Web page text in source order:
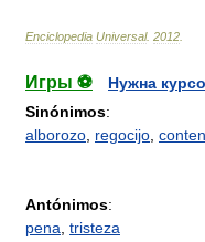
Enciclopedia Universal. 2012
Игры ⚽
Нужна
Sinónimos:
alborozo regocijo
Antónimos:
pena tristeza